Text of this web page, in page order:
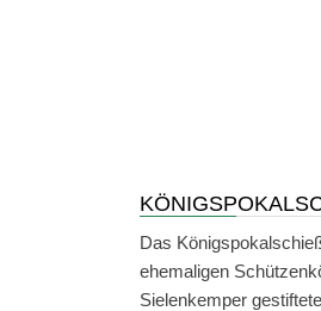
Das
ehemaligen
Sielenkemper